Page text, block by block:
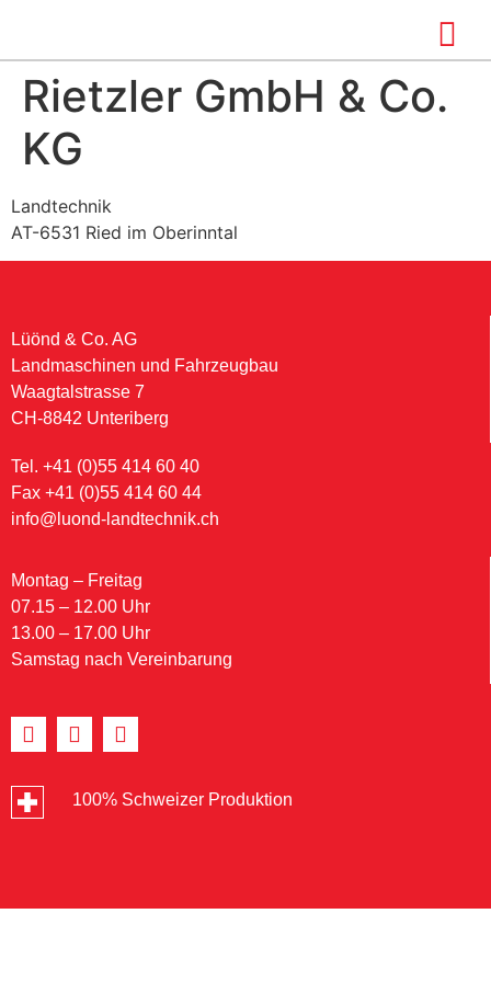
Rietzler GmbH & Co.
KG
Landtechnik
AT-6531 Ried im Oberinntal
Lüönd & Co. AG
Landmaschinen und Fahrzeugbau
Waagtalstrasse 7
CH-8842 Unteriberg
Tel. +41 (0)55 414 60 40
Fax +41 (0)55 414 60 44
info@luond-landtechnik.ch
Montag – Freitag
07.15 – 12.00 Uhr
13.00 – 17.00 Uhr
Samstag nach Vereinbarung
100% Schweizer Produktion